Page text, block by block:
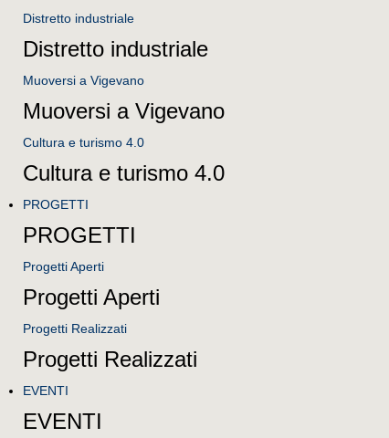
Distretto industriale
Distretto industriale
Muoversi a Vigevano
Muoversi a Vigevano
Cultura e turismo 4.0
Cultura e turismo 4.0
PROGETTI
PROGETTI
Progetti Aperti
Progetti Aperti
Progetti Realizzati
Progetti Realizzati
EVENTI
EVENTI